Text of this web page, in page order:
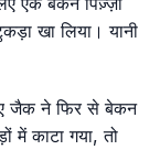
खा लिया। यानी
जैक ने फिर से बेकन
में काटा गया, तो